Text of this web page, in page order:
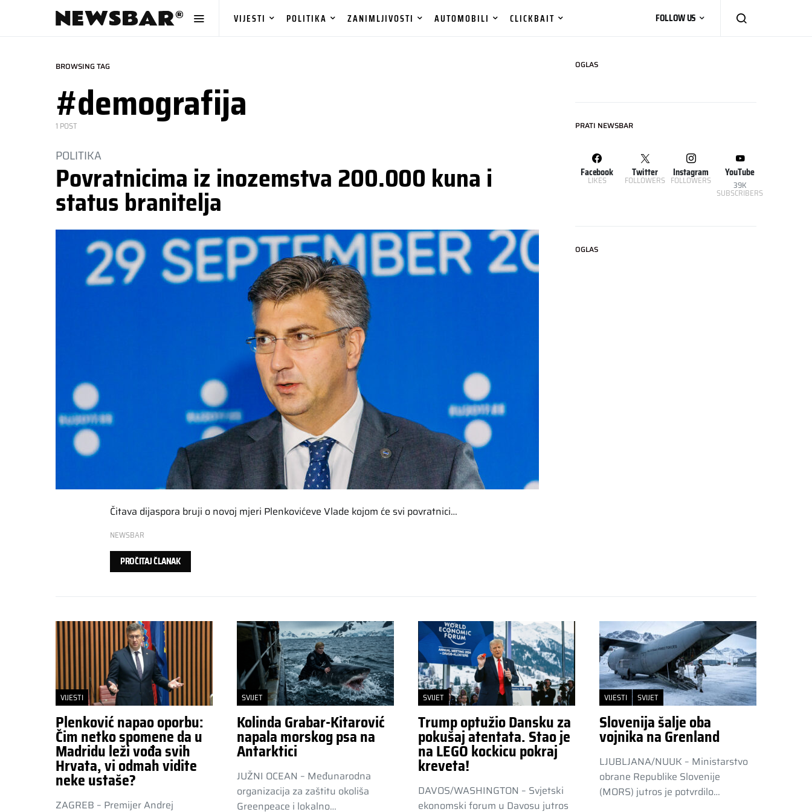
VIJESTI POLITIKA ZANIMLJIVOSTI AUTOMOBILI CLICKBAIT FOLLOW US
BROWSING TAG
#demografija
1 POST
POLITIKA
Povratnicima iz inozemstva 200.000 kuna i
status branitelja
Čitava dijaspora bruji o novoj mjeri Plenkovićeve Vlade kojom će svi povratnici…
NEWSBAR
PROČITAJ ČLANAK
OGLAS
PRATI NEWSBAR
Facebook
LIKES
Twitter
FOLLOWERS
Instagram
FOLLOWERS
YouTube
39K
SUBSCRIBERS
OGLAS
VIJESTI
Plenković napao oporbu:
Čim netko spomene da u
Madridu leži vođa svih
Hrvata, vi odmah vidite
neke ustaše?
ZAGREB – Premijer Andrej
SVIJET
Kolinda Grabar-Kitarović
napala morskog psa na
Antarktici
JUŽNI OCEAN – Međunarodna
organizacija za zaštitu okoliša
Greenpeace i lokalno…
SVIJET
Trump optužio Dansku za
pokušaj atentata. Stao je
na LEGO kockicu pokraj
kreveta!
DAVOS/WASHINGTON – Svjetski
ekonomski forum u Davosu jutros
VIJESTI SVIJET
Slovenija šalje oba
vojnika na Grenland
LJUBLJANA/NUUK – Ministarstvo
obrane Republike Slovenije
(MORS) jutros je potvrdilo…